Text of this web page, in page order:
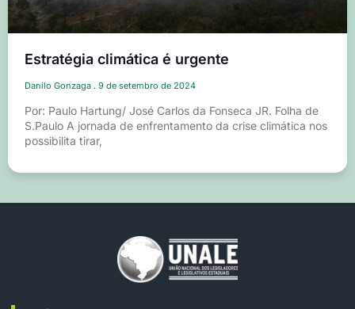
Estratégia climática é urgente
Danilo Gonzaga 9 de setembro de 2024
Por: Paulo Hartung/ José Carlos da Fonseca JR. Folha de
S.Paulo A jornada de enfrentamento da crise climática nos
possibilita tirar,